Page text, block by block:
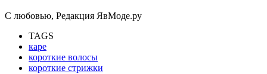
С любовью, Редакция ЯвМоде.ру
TAGS
каре
короткие волосы
короткие стрижки